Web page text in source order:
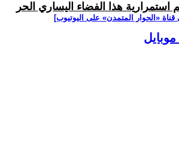
هذا الفضاء اليساري الحر
‫«الحوار المتمدن» على اليوتيوب]